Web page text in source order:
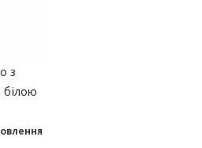
з
білою